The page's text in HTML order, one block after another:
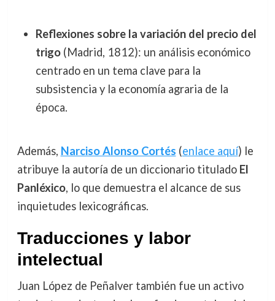
Reflexiones sobre la variación del precio del
trigo(Madrid, 1812): un análisis económico
centrado en un tema clave para la
subsistencia y la economía agraria de la
época.
Además, Narciso Alonso Cortés (enlace aquí) le
atribuye la autoría de un diccionario titulado El
Panléxico, lo que demuestra el alcance de sus
inquietudes lexicográficas.
Traducciones y labor
intelectual
Juan López de Peñalver también fue un activo